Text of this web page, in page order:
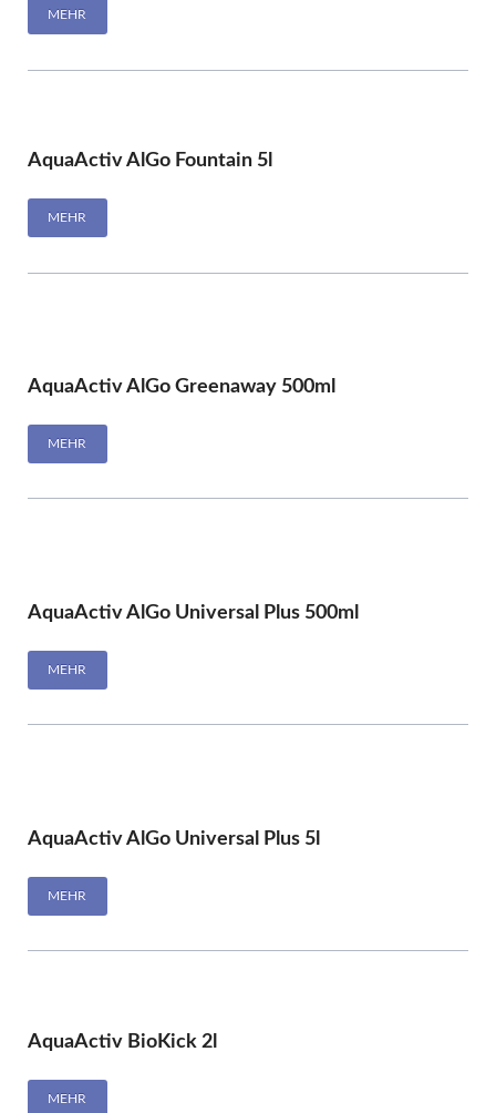
MEHR
AquaActiv AlGo Fountain 5l
MEHR
AquaActiv AlGo Greenaway 500ml
MEHR
AquaActiv AlGo Universal Plus 500ml
MEHR
AquaActiv AlGo Universal Plus 5l
MEHR
AquaActiv BioKick 2l
MEHR